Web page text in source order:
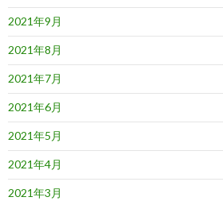
2021年9月
2021年8月
2021年7月
2021年6月
2021年5月
2021年4月
2021年3月